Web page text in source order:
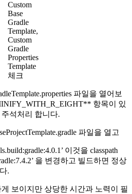
Custom
Base
Gradle
Template,
Custom
Gradle
Properties
Template
체크
파일을 열어보
항목이 있
석처리 합니다.
파일을 열고
이것을 classpath
을 변경하고 빌드하면 정상
.
보이지만 상당한 시간과 노력이 필